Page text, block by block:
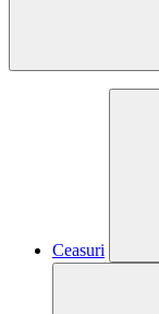
Ceasuri